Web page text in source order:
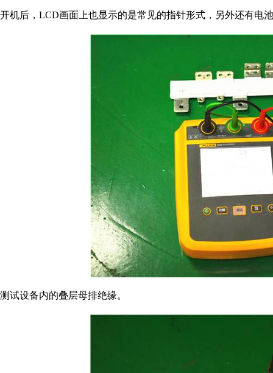
开机后，LCD画面上也显示的是常见的指针形式，另外还有电
测试设备内的叠层母排绝缘。